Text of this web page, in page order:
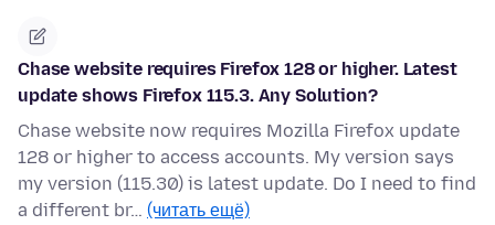
Chase website requires Firefox 128 or higher. Latest
update shows Firefox 115.3. Any Solution?
Chase website now requires Mozilla Firefox update
128 or higher to access accounts. My version says
my version (115.30) is latest update. Do I need to find
a different br… (читать ещё)